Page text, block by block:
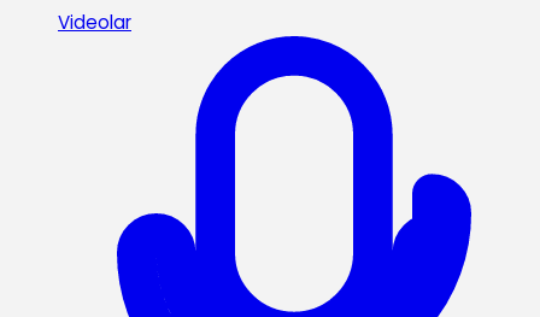
Videolar